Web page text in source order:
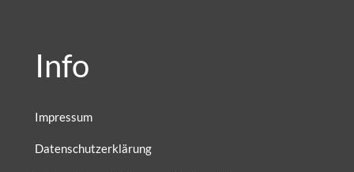
Info
Impressum
Datenschutzerklärung